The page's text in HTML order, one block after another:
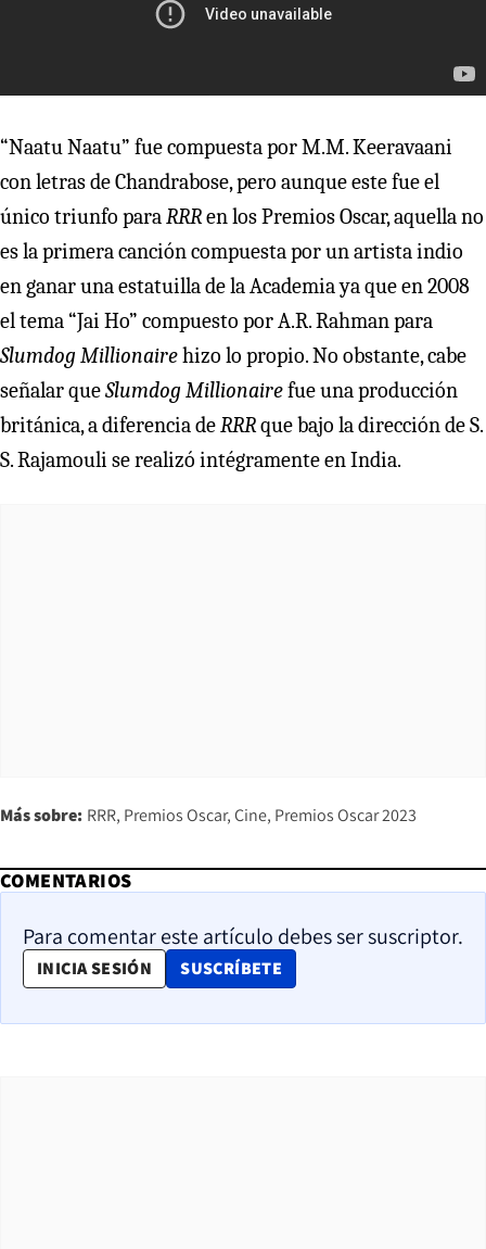
“Naatu Naatu” fue compuesta por M.M. Keeravaani
con letras de Chandrabose, pero aunque este fue el
único triunfo paraRRRen los Premios Oscar, aquella no
es la primera canción compuesta por un artista indio
en ganar una estatuilla de la Academia ya que en 2008
el tema “Jai Ho” compuesto por A.R. Rahman para
Slumdog Millionairehizo lo propio. No obstante, cabe
señalar queSlumdog Millionairefue una producción
británica, a diferencia deRRRque bajo la dirección de S.
S. Rajamouli se realizó intégramente en India.
Más sobre: RRR Premios Oscar Cine Premios Oscar 2023
COMENTARIOS
Para comentar este artículo debes ser suscriptor.
INICIA SESIÓN SUSCRÍBETE
OPENS IN NEW WINDOW